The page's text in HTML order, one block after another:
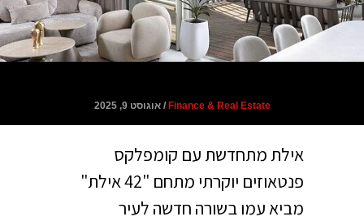
Finance & Real Estate / אוגוסט 9, 2025
אילת מתחדשת עם קומפלקס
פנטאוזים יוקרתי מתחם "42 אילת"
מביא עמו בשורה חדשה לעיר